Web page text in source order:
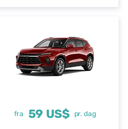
fra 59 US$ pr. dag